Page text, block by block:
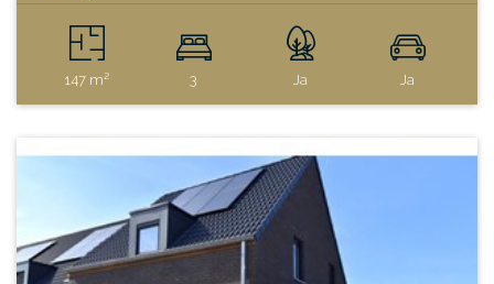
147 m² 3 Ja Ja